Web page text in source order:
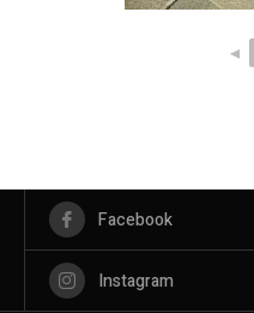
◄
Facebook
Instagram